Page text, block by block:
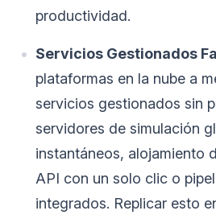
productividad.
Servicios Gestionados
plataformas en la nube a
servicios gestionados sin
servidores de simulación
instantáneos, alojamiento
API con un solo clic o
integrados. Replicar esto